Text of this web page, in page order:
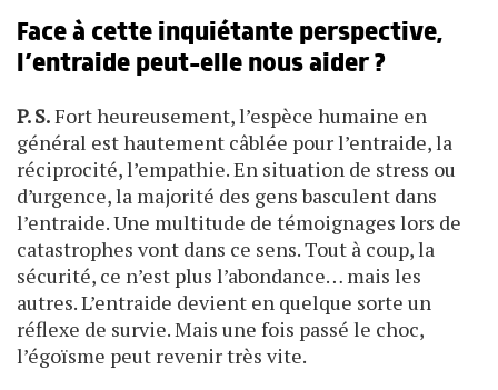
Face à cette inquiétante perspective,
l’entraide peut-elle nous aider ?
P. S.Fort heureusement, l’espèce humaine en
général est hautement câblée pour l’entraide, la
réciprocité, l’empathie. En situation de stress ou
d’urgence, la majorité des gens basculent dans
l’entraide. Une multitude de témoignages lors de
catastrophes vont dans ce sens. Tout à coup, la
sécurité, ce n’est plus l’abondance… mais les
autres. L’entraide devient en quelque sorte un
réflexe de survie. Mais une fois passé le choc,
l’égoïsme peut revenir très vite.